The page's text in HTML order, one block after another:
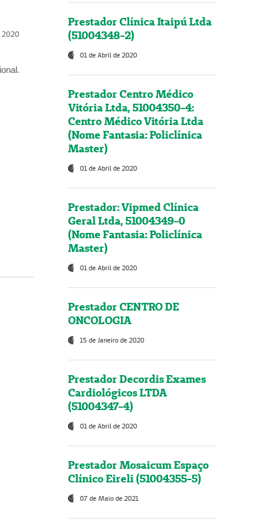
2020
Prestador Clínica Itaipú Ltda
(51004348-2)
01 de Abril de 2020
Prestador Centro Médico
Vitória Ltda, 51004350-4:
Centro Médico Vitória Ltda
(Nome Fantasia: Policlínica
Master)
01 de Abril de 2020
Prestador: Vipmed Clínica
Geral Ltda, 51004349-0
(Nome Fantasia: Policlínica
Master)
01 de Abril de 2020
Prestador CENTRO DE
ONCOLOGIA
15 de Janeiro de 2020
Prestador Decordis Exames
Cardiológicos LTDA
(51004347-4)
01 de Abril de 2020
Prestador Mosaicum Espaço
Clínico Eireli (51004355-5)
07 de Maio de 2021